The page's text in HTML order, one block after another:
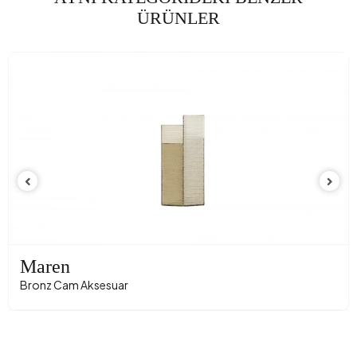
ÜRÜNLER
Maren
Bronz Cam Aksesuar